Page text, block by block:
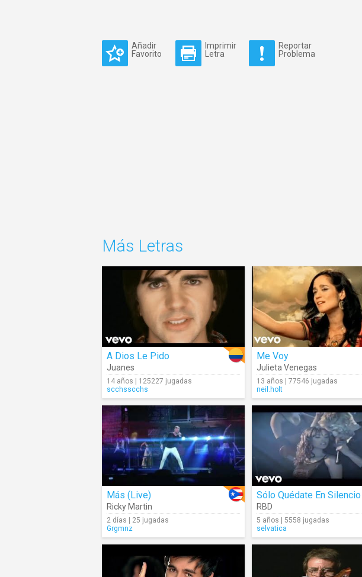
Añadir
Favorito
Imprimir
Letra
Reportar
Problema
Más Letras
A Dios Le Pido
Juanes
14 años | 125227 jugadas
scchsscchs
Me Voy
Julieta Venegas
13 años | 77546 jugadas
neil.holt
Más (Live)
Ricky Martin
2 días | 25 jugadas
Grgmnz
Sólo Quédate En Silencio
RBD
5 años | 5558 jugadas
selvatica